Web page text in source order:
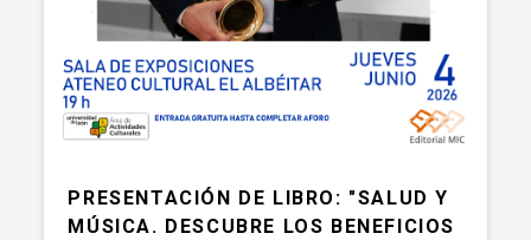
PRESENTACIÓN DE LIBRO: "SALUD Y
MÚSICA. DESCUBRE LOS BENEFICIOS